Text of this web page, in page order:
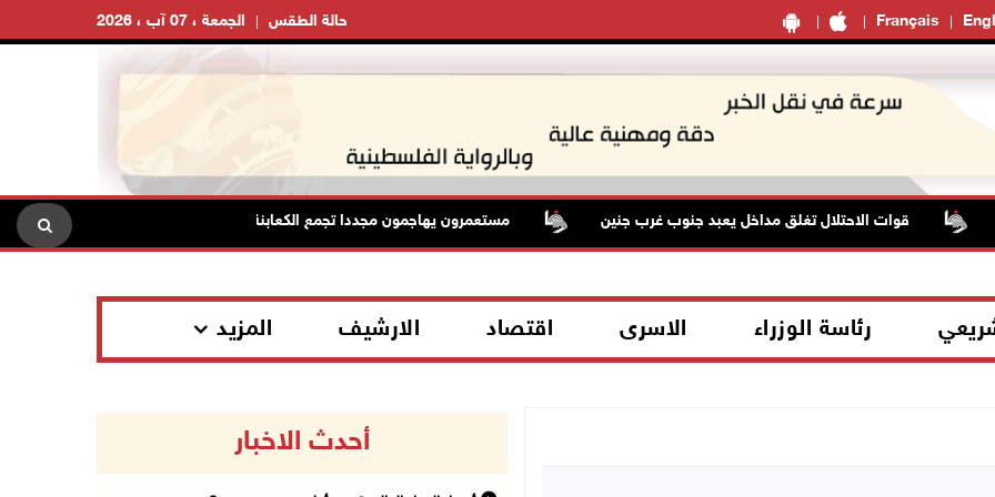
Français الجمعة ، 07 آب ، 2026 حالة الطقس
قوات الاحتلال تغلق مداخل يعبد جنوب غرب جنين مستعمرون يهاجمون مجددا تجمع الكعابنة شرق الطيبة برام الله الرئاسة
رئاسة الوزراء الاسرى اقتصاد الارشيف المزيد
أحدث الاخبار